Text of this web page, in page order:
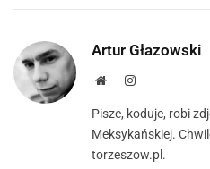
Artur Głazowski
StronaInstagram
Pisze, koduje, robi
Meksykańskiej.
torzeszow.pl.